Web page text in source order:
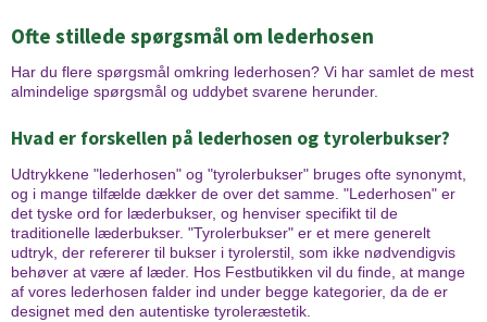
Ofte stillede spørgsmål om lederhosen
Har du flere spørgsmål omkring lederhosen? Vi har samlet de mest
almindelige spørgsmål og uddybet svarene herunder.
Hvad er forskellen på lederhosen og tyrolerbukser?
Udtrykkene "lederhosen" og "tyrolerbukser" bruges ofte synonymt,
og i mange tilfælde dækker de over det samme. "Lederhosen" er
det tyske ord for læderbukser, og henviser specifikt til de
traditionelle læderbukser. "Tyrolerbukser" er et mere generelt
udtryk, der refererer til bukser i tyrolerstil, som ikke nødvendigvis
behøver at være af læder. Hos Festbutikken vil du finde, at mange
af vores lederhosen falder ind under begge kategorier, da de er
designet med den autentiske tyroleræstetik.